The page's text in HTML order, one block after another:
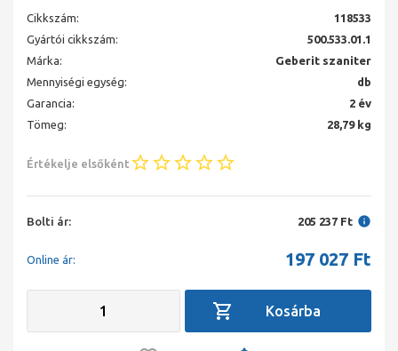
Cikkszám:
118533
Gyártói cikkszám:
500.533.01.1
Márka:
Geberit szaniter
Mennyiségi egység:
db
Garancia:
2 év
Tömeg:
28,79 kg
Értékelje elsőként
Bolti ár: 205 237 Ft
Online ár: 197 027 Ft